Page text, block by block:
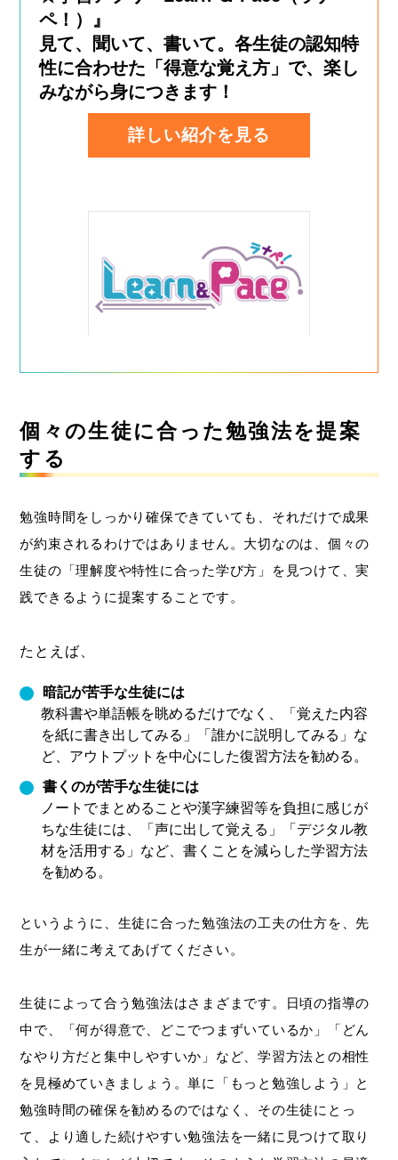
ペ！）』
見て、聞いて、書いて。各生徒の認知特
性に合わせた「得意な覚え方」で、楽し
みながら身につきます！
詳しい紹介を見る
個々の生徒に合った勉強法を提案
する
勉強時間をしっかり確保できていても、それだけで成果
が約束されるわけではありません。大切なのは、個々の
生徒の「理解度や特性に合った学び方」を見つけて、実
践できるように提案することです。
たとえば、
暗記が苦手な生徒には
教科書や単語帳を眺めるだけでなく、「覚えた内容
を紙に書き出してみる」「誰かに説明してみる」な
ど、アウトプットを中心にした復習方法を勧める。
書くのが苦手な生徒には
ノートでまとめることや漢字練習等を負担に感じが
ちな生徒には、「声に出して覚える」「デジタル教
材を活用する」など、書くことを減らした学習方法
を勧める。
というように、生徒に合った勉強法の工夫の仕方を、先
生が一緒に考えてあげてください。
生徒によって合う勉強法はさまざまです。日頃の指導の
中で、「何が得意で、どこでつまずいているか」「どん
なやり方だと集中しやすいか」など、学習方法との相性
を見極めていきましょう。単に「もっと勉強しよう」と
勉強時間の確保を勧めるのではなく、その生徒にとっ
て、より適した続けやすい勉強法を一緒に見つけて取り